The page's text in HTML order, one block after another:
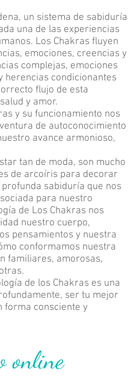
un sistema de sabiduría
una de las experiencias
Los Chakras fluyen
emociones, creencias y
complejas, emociones
herencias condicionantes
flujo de esta
y amor.
y su funcionamiento nos
de autoconocimiento
avance armonioso,
tan de moda, son mucho
de arcoíris para decorar
sabiduría que nos
para nuestro
de Los Chakras nos
nuestro cuerpo,
pensamientos y nuestra
conformamos nuestra
familiares, amorosas,
de los Chakras es una
ser tu mejor
forma consciente y
online